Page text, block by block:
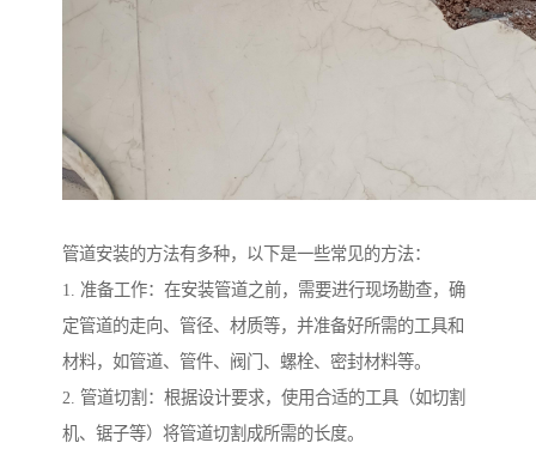
管道安装的方法有多种，以下是一些常见的方法：
1. 准备工作：在安装管道之前，需要进行现场勘查，确
定管道的走向、管径、材质等，并准备好所需的工具和
材料，如管道、管件、阀门、螺栓、密封材料等。
2. 管道切割：根据设计要求，使用合适的工具（如切割
机、锯子等）将管道切割成所需的长度。